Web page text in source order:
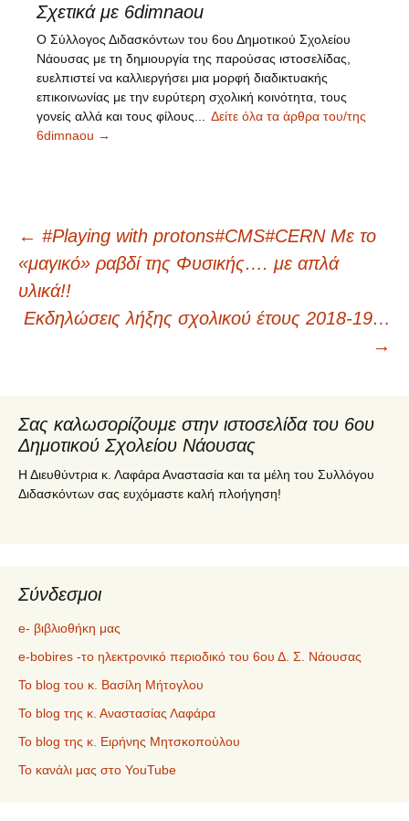
Σχετικά με 6dimnaou
Ο Σύλλογος Διδασκόντων του 6ου Δημοτικού Σχολείου
Νάουσας με τη δημιουργία της παρούσας ιστοσελίδας,
ευελπιστεί να καλλιεργήσει μια μορφή διαδικτυακής
επικοινωνίας με την ευρύτερη σχολική κοινότητα, τους
γονείς αλλά και τους φίλους...
Δείτε όλα τα άρθρα του/της
6dimnaou →
Πλοήγηση
άρθρων
← #Playing with protons#CMS#CERN Με το
«μαγικό» ραβδί της Φυσικής…. με απλά
υλικά!!
Εκδηλώσεις λήξης σχολικού έτους 2018-19…
→
Σας καλωσορίζουμε στην ιστοσελίδα του 6ου
Δημοτικού Σχολείου Νάουσας
Η Διευθύντρια κ. Λαφάρα Αναστασία και τα μέλη του Συλλόγου
Διδασκόντων σας ευχόμαστε καλή πλοήγηση!
Σύνδεσμοι
e- βιβλιοθήκη μας
e-bobires -το ηλεκτρονικό περιοδικό του 6ου Δ. Σ. Νάουσας
To blog του κ. Βασίλη Μήτογλου
Το blog της κ. Αναστασίας Λαφάρα
Το blog της κ. Ειρήνης Μητσκοπούλου
Το κανάλι μας στο YouTube